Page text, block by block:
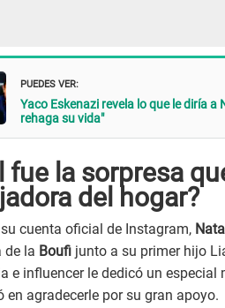
PUEDES VER:
Yaco Eskenazi revela lo que le diría
rehaga su vida"
fue la sorpresa
del hogar?
cuenta oficial de Instagram,
la Boufi junto a su primer hijo
e influencer le dedicó un
en agradecerle por su gran apoyo.